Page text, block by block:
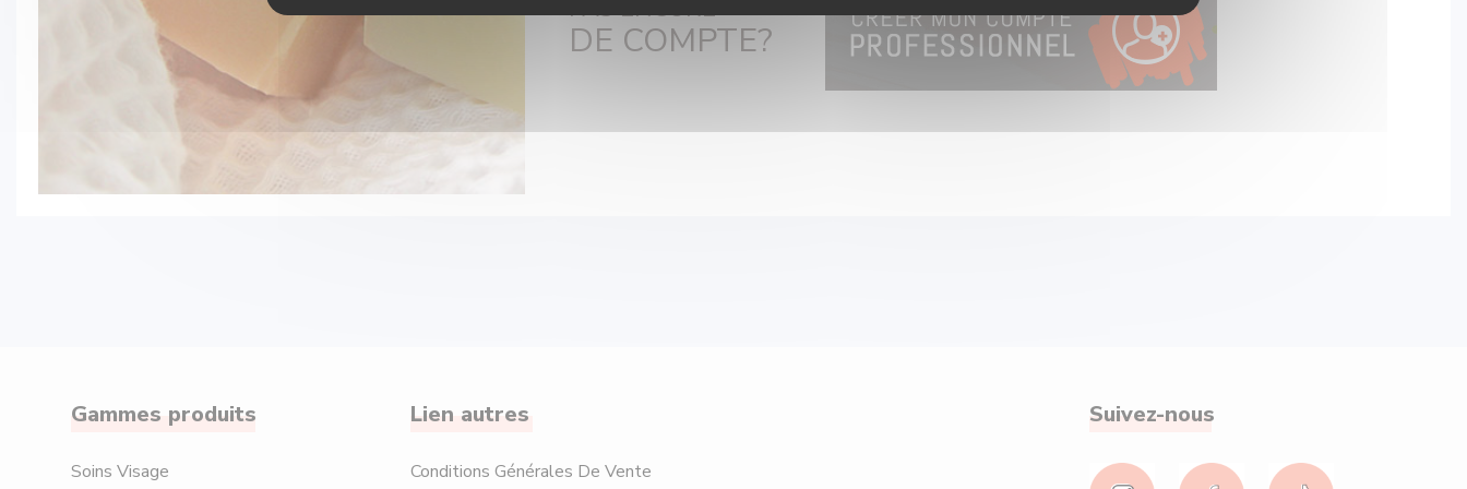
PAS ENCORE
DE COMPTE?
Gammes produits
Soins Visage
Lien autres
Conditions Générales De Vente
Suivez-nous